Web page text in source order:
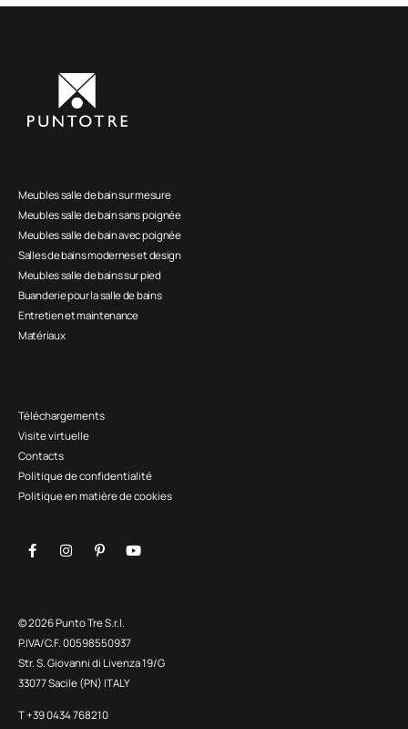
Meubles salle de bain sur mesure
Meubles salle de bain sans poignée
Meubles salle de bain avec poignée
Salles de bains modernes et design
Meubles salle de bains sur pied
Buanderie pour la salle de bains
Entretien et maintenance
Matériaux
Téléchargements
Visite virtuelle
Contacts
Politique de confidentialité
Politique en matière de cookies
© 2026 Punto Tre S.r.l.
P.IVA/C.F. 00598550937
Str. S. Giovanni di Livenza 19/G
33077 Sacile (PN) ITALY
T +39 0434 768210